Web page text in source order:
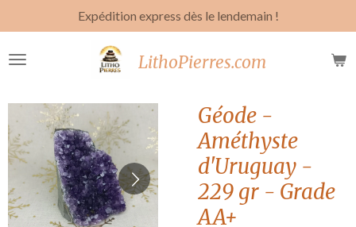
au
contenu
LithoPierres.com
Expédition express dès le lendemain !
Géode -
Améthyste
d'Uruguay -
229 gr - Grade
AA+